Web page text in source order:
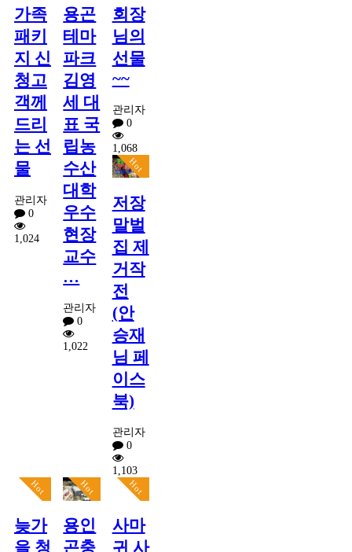
가족
패키
지 신
청고
객께
드리
는 선
물
관리자
0
1,024
용곤
테마
파크
김영
세 대
표 국
립농
수산
대학
우수
현장
교수
…
관리자
0
1,022
회장
님의
선물
~~
관리자
0
1,068
Hot
저장
말벌
집 제
거작
전
(안
승재
님 페
이스
북)
관리자
0
1,103
Hot
늦가
을 청
Hot
용인
곤충
Hot
사마
귀 사